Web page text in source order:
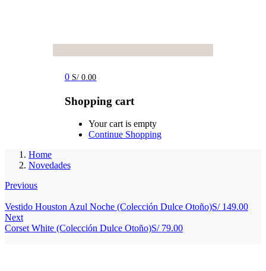
0 S/ 0.00
Shopping cart
Your cart is empty
Continue Shopping
Home
Novedades
Previous
Vestido Houston Azul Noche (Colección Dulce Otoño)S/149.00
Next
Corset White (Colección Dulce Otoño)S/79.00